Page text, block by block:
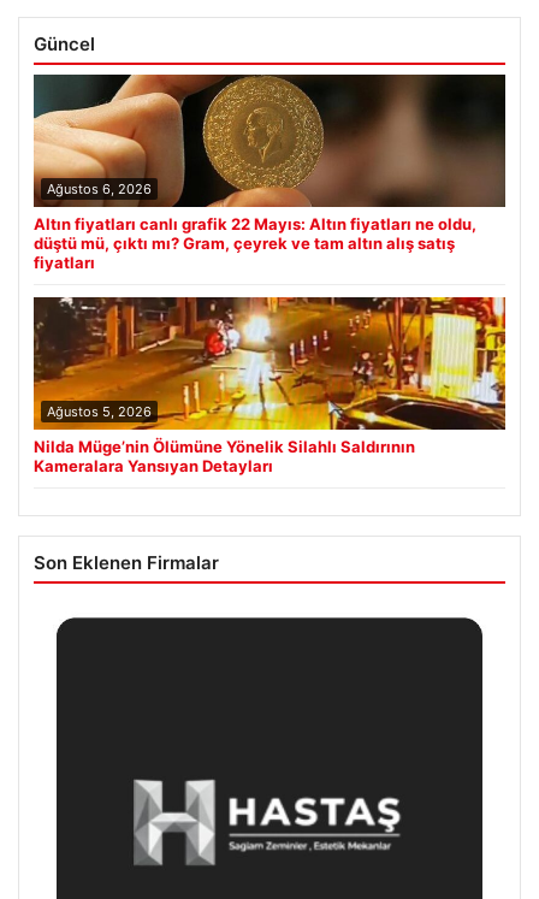
Güncel
Ağustos 6, 2026
Altın fiyatları canlı grafik 22 Mayıs: Altın fiyatları ne oldu,
düştü mü, çıktı mı? Gram, çeyrek ve tam altın alış satış
fiyatları
Ağustos 5, 2026
Nilda Müge’nin Ölümüne Yönelik Silahlı Saldırının
Kameralara Yansıyan Detayları
Son Eklenen Firmalar